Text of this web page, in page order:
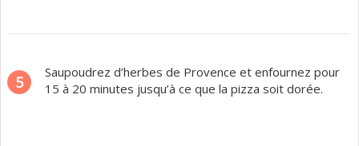
5
Saupoudrez d’herbes de Provence et enfournez pour
15 à 20 minutes jusqu’à ce que la pizza soit dorée.